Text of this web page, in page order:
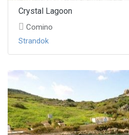
Crystal Lagoon
Comino
Strandok